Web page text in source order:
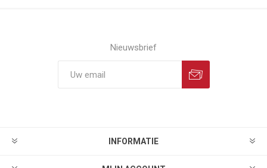
Nieuwsbrief
INFORMATIE